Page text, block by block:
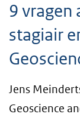
9 vragen
stagiair
Jens
Geoscience